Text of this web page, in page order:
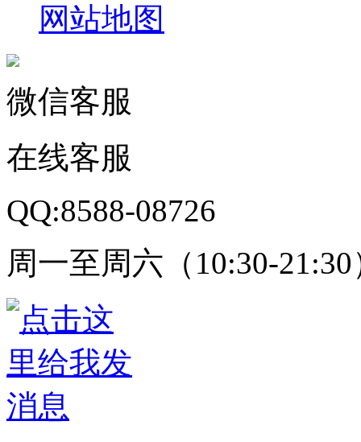
网站地图
微信客服
在线客服
QQ:8588-08726
周一至周六（10:30-21:30